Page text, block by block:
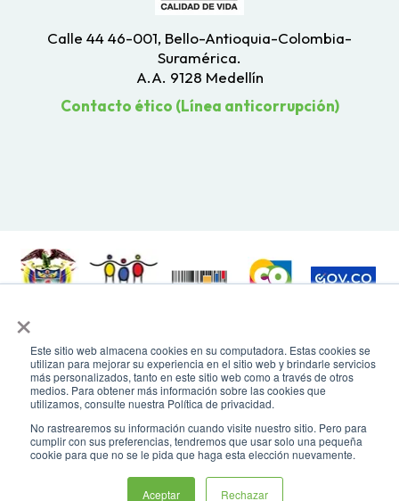
×
Este sitio web almacena cookies en su computadora. Estas cookies se
utilizan para mejorar su experiencia en el sitio web y brindarle servicios
más personalizados, tanto en este sitio web como a través de otros
medios. Para obtener más información sobre las cookies que
utilizamos, consulte nuestra Política de privacidad.
No rastrearemos su información cuando visite nuestro sitio. Pero para
cumplir con sus preferencias, tendremos que usar solo una pequeña
cookie para que no se le pida que haga esta elección nuevamente.
Aceptar Rechazar
Asistente virtual
Calle 44 46-001, Bello-Antioquia-Colombia-
Suramérica.
A.A. 9128 Medellín
Contacto ético (Línea anticorrupción)
Todos los derechos reservados. Recomendamos usar una resolución de
pantalla de 1024 x 768. Para mayor compatibilidad, utilizar microsoft
Edge, Google Chrome o Mozilla Firefox